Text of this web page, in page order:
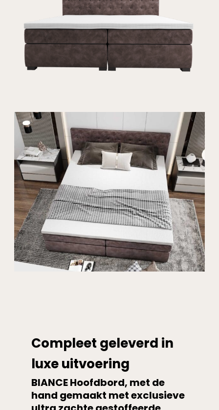
Compleet geleverd in
luxe uitvoering
BIANCE Hoofdbord, met de
hand gemaakt met exclusieve